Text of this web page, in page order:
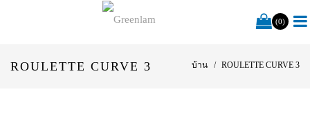
(0)
ROULETTE CURVE 3 บ้าน ROULETTE CURVE 3